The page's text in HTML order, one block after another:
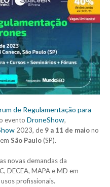
de Regulamentação para
evento DroneShow,
2023, de 9 a 11 de maiono
São Paulo(SP).
novas demandas da
DECEA, MAPA e MD em
profissionais.